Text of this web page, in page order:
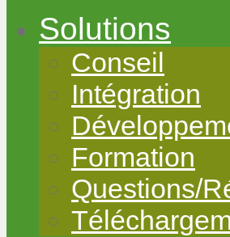
Solutions
Conseil
Intégration
Formation
Questions/